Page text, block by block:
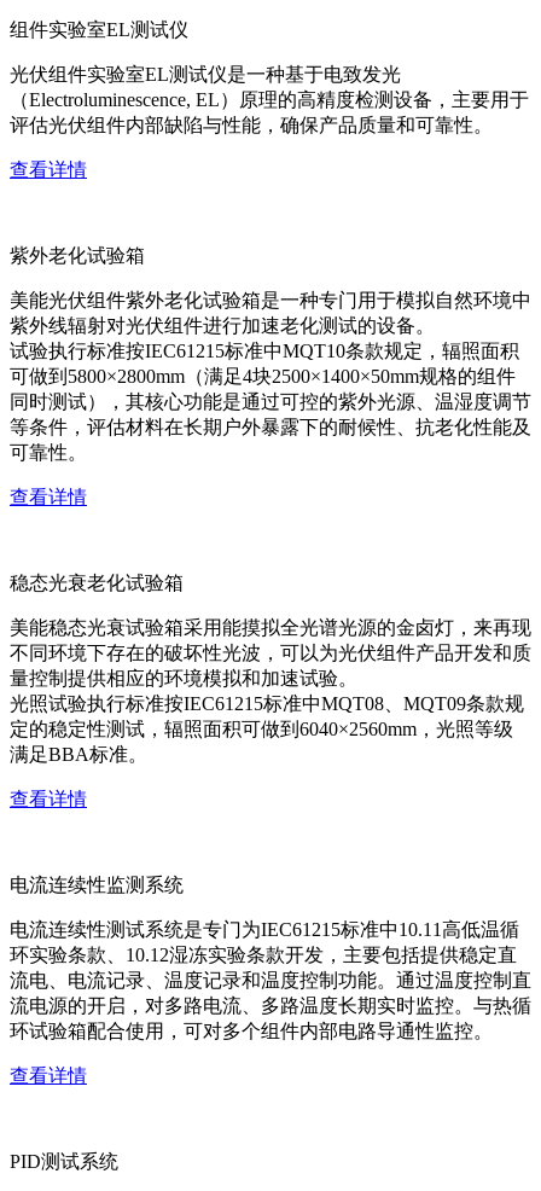
组件实验室EL测试仪
光伏组件实验室EL测试仪是一种基于电致发光
（Electroluminescence, EL）原理的高精度检测设备，主要用于
评估光伏组件内部缺陷与性能，确保产品质量和可靠性。
查看详情
紫外老化试验箱
美能光伏组件紫外老化试验箱是一种专门用于模拟自然环境中
紫外线辐射对光伏组件进行加速老化测试的设备。
试验执行标准按IEC61215标准中MQT10条款规定，辐照面积
可做到5800×2800mm（满足4块2500×1400×50mm规格的组件
同时测试），其核心功能是通过可控的紫外光源、温湿度调节
等条件，评估材料在长期户外暴露下的耐候性、抗老化性能及
可靠性。
查看详情
稳态光衰老化试验箱
美能稳态光衰试验箱采用能摸拟全光谱光源的金卤灯，来再现
不同环境下存在的破坏性光波，可以为光伏组件产品开发和质
量控制提供相应的环境模拟和加速试验。
光照试验执行标准按IEC61215标准中MQT08、MQT09条款规
定的稳定性测试，辐照面积可做到6040×2560mm，光照等级
满足BBA标准。
查看详情
电流连续性监测系统
电流连续性测试系统是专门为IEC61215标准中10.11高低温循
环实验条款、10.12湿冻实验条款开发，主要包括提供稳定直
流电、电流记录、温度记录和温度控制功能。通过温度控制直
流电源的开启，对多路电流、多路温度长期实时监控。与热循
环试验箱配合使用，可对多个组件内部电路导通性监控。
查看详情
PID测试系统